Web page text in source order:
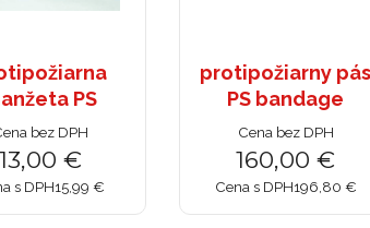
PS
bez DPH
13,00 €
s DPH15,99 €
protipožiarny pás
PS bandage
Cena bez DPH
160,00 €
Cena s DPH196,80 €